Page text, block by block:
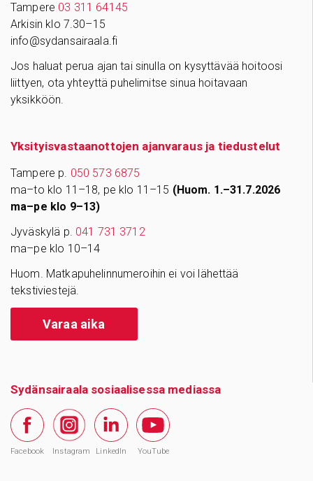
Tampere 03 311 64145
Arkisin klo 7.30–15
info@sydansairaala.fi
Jos haluat perua ajan tai sinulla on kysyttävää hoitoosi
liittyen, ota yhteyttä puhelimitse sinua hoitavaan
yksikköön.
Yksityisvastaanottojen ajanvaraus ja tiedustelut
Tampere p. 050 573 6875
ma–to klo 11–18, pe klo 11–15 (Huom. 1.–31.7.2026
ma–pe klo 9–13)
Jyväskylä p. 041 731 3712
ma–pe klo 10–14
Huom. Matkapuhelinnumeroihin ei voi lähettää
tekstiviestejä.
Varaa aika
Sydänsairaala sosiaalisessa mediassa
Facebook Instagram LinkedIn YouTube